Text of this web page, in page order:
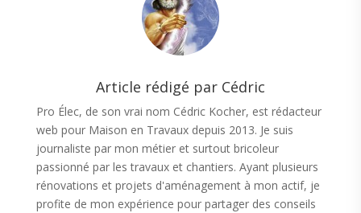
Article rédigé par Cédric
Pro Élec, de son vrai nom Cédric Kocher, est rédacteur
web pour Maison en Travaux depuis 2013. Je suis
journaliste par mon métier et surtout bricoleur
passionné par les travaux et chantiers. Ayant plusieurs
rénovations et projets d'aménagement à mon actif, je
profite de mon expérience pour partager des conseils